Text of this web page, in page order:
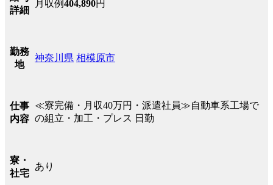
詳細
月収例404,890円
勤務
地
神奈川県 相模原市
仕事
内容
≪寮完備・月収40万円・派遣社員≫自動車系工場で
の組立・加工・プレス 日勤
寮・
社宅
あり